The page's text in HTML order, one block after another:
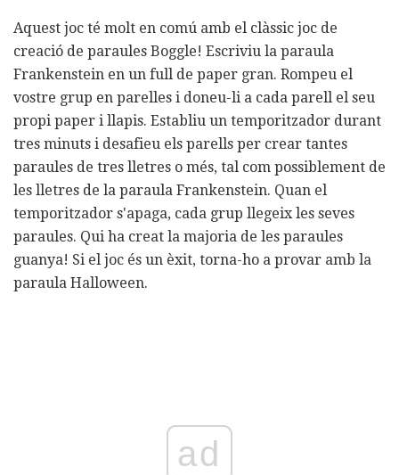
Aquest joc té molt en comú amb el clàssic joc de
creació de paraules Boggle! Escriviu la paraula
Frankenstein en un full de paper gran. Rompeu el
vostre grup en parelles i doneu-li a cada parell el seu
propi paper i llapis. Establiu un temporitzador durant
tres minuts i desafieu els parells per crear tantes
paraules de tres lletres o més, tal com possiblement de
les lletres de la paraula Frankenstein. Quan el
temporitzador s'apaga, cada grup llegeix les seves
paraules. Qui ha creat la majoria de les paraules
guanya! Si el joc és un èxit, torna-ho a provar amb la
paraula Halloween.
ad